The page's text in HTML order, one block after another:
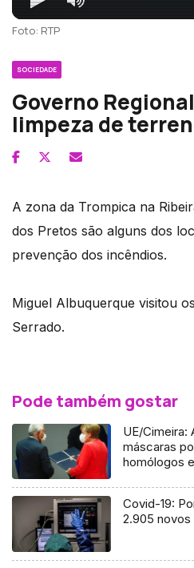
Foto: RTP
SOCIEDADE
Governo
limpeza de
A zona da Trompica na
dos Pretos são alguns dos
prevenção dos incêndios.
Miguel Albuquerque visitou
Serrado.
Pode também gostar
UE/Cimeira:
máscaras
homólogos
Covid-19:
2.905